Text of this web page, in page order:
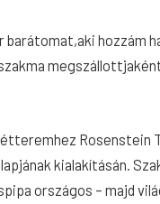
hozzám
Rosenstein
kialakításán.
országos – majd